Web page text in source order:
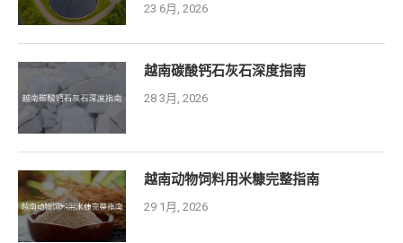
23 6月, 2026
越南碳酸钙石灰石深度指南
28 3月, 2026
越南动物饲料用米糠完整指南
29 1月, 2026